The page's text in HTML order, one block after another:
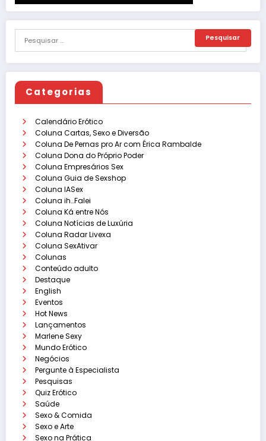
Categorias
Calendário Erótico
Coluna Cartas, Sexo e Diversão
Coluna De Pernas pro Ar com Érica Rambalde
Coluna Dona do Próprio Poder
Coluna Empresários Sex
Coluna Guia de Sexshop
Coluna IASex
Coluna ih…Falei
Coluna Ká entre Nós
Coluna Notícias de Luxúria
Coluna Radar Livexa
Coluna SexAtivar
Colunas
Conteúdo adulto
Destaque
English
Eventos
Hot News
Lançamentos
Marlene Sexy
Mundo Erótico
Negócios
Pergunte à Especialista
Pesquisas
Quiz Erótico
Saúde
Sexo & Comida
Sexo e Arte
Sexo na Prática